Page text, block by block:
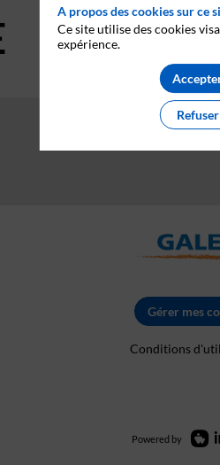
Gérer mes
Conditions
Powered by
A propos des cookies sur ce
Ce site utilise des cookies
expérience.
Refuser